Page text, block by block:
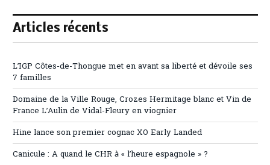
Articles récents
L’IGP Côtes-de-Thongue met en avant sa liberté et dévoile ses
7 familles
Domaine de la Ville Rouge, Crozes Hermitage blanc et Vin de
France L’Aulin de Vidal-Fleury en viognier
Hine lance son premier cognac XO Early Landed
Canicule : A quand le CHR à « l’heure espagnole » ?